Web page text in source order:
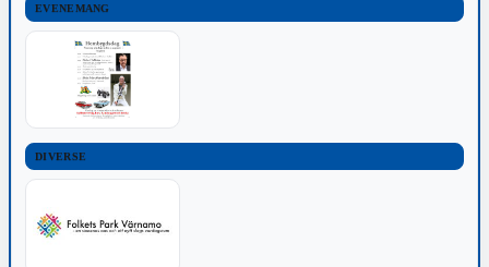
EVENEMANG
DIVERSE